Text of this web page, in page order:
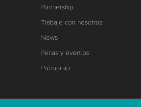
Partnership
Trabaje con nosotros
News
Ferias y eventos
Patrocinio